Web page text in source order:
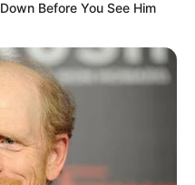
Before You See Him